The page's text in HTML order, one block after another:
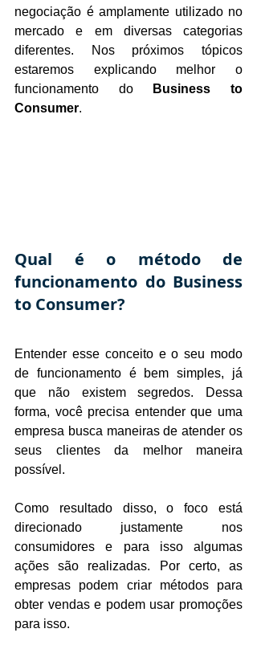
negociação é amplamente utilizado no
mercado e em diversas categorias
diferentes. Nos próximos tópicos
estaremos explicando melhor o
funcionamento do
Business to
Consumer.
Qual é o método de
funcionamento do Business
to Consumer?
Entender esse conceito e o seu modo
de funcionamento é bem simples, já
que não existem segredos. Dessa
forma, você precisa entender que uma
empresa busca maneiras de atender os
seus clientes da melhor maneira
possível.
Como resultado disso, o foco está
direcionado justamente nos
consumidores e para isso algumas
ações são realizadas. Por certo, as
empresas podem criar métodos para
obter vendas e podem usar promoções
para isso.